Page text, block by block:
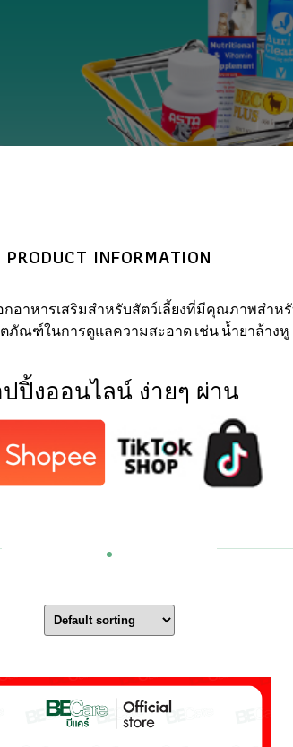
PRODUCT INFORMATION
กอาหารเสริมสำหรับสัตว์เลี้ยงที่มีคุณภาพสำห
ภัณฑ์ในการดูแลความสะอาด เช่น น้ำยาล้างหู
ปิ้งออนไลน์ ง่ายๆ ผ่าน